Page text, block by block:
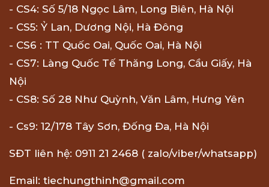
- CS4: Số 5/18 Ngọc Lâm, Long Biên, Hà Nội
- CS5: Ỷ Lan, Dương Nội, Hà Đông
- CS6 : TT Quốc Oai, Quốc Oai, Hà Nội
- CS7: Làng Quốc Tế Thăng Long, Cầu Giấy, Hà
Nội
- CS8: Số 28 Như Quỳnh, Văn Lâm, Hưng Yên
- Cs9: 12/178 Tây Sơn, Đống Đa, Hà Nội
SĐT liên hệ: 0911 21 2468 ( zalo/viber/whatsapp)
Email: tiechungthinh@gmail.com